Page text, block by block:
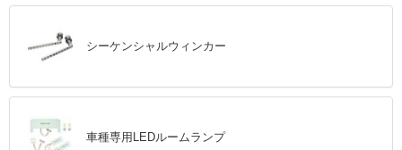
シーケンシャルウィンカー
車種専用LEDルームランプ